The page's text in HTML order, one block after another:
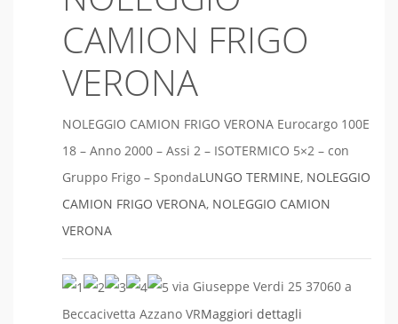
CAMION FRIGO
VERONA
NOLEGGIO CAMION FRIGO VERONA Eurocargo 100E
18 – Anno 2000 – Assi 2 – ISOTERMICO 5×2 – con
Gruppo Frigo – SpondaLUNGO TERMINE, NOLEGGIO
CAMION FRIGO VERONA, NOLEGGIO CAMION
VERONA
via Giuseppe Verdi 25 37060 a
Beccacivetta Azzano VRMaggiori dettagli